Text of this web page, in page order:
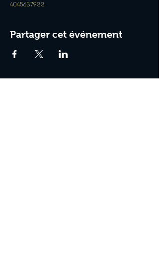
4045637933
Partager cet événement